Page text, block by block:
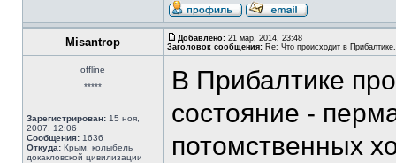
Misantrop Добавлено: 21 мар, 2014, 23:48
Заголовок сообщения: Re: Что происходит в Прибалтике.
offline
*****
Зарегистрирован: 15 ноя,
2007, 12:06
Сообщения: 1636
Откуда: Крым, колыбель
докакловской цивилизации
В Прибалтике
состояние -
потомственных